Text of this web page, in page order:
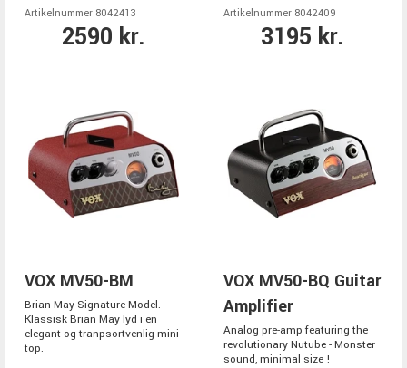
Artikelnummer 8042413
2590 kr.
Artikelnummer 8042409
3195 kr.
VOX MV50-BM
Brian May Signature Model.
Klassisk Brian May lyd i en
elegant og tranpsortvenlig mini-
top.
VOX MV50-BQ Guitar
Amplifier
Analog pre-amp featuring the
revolutionary Nutube - Monster
sound, minimal size !